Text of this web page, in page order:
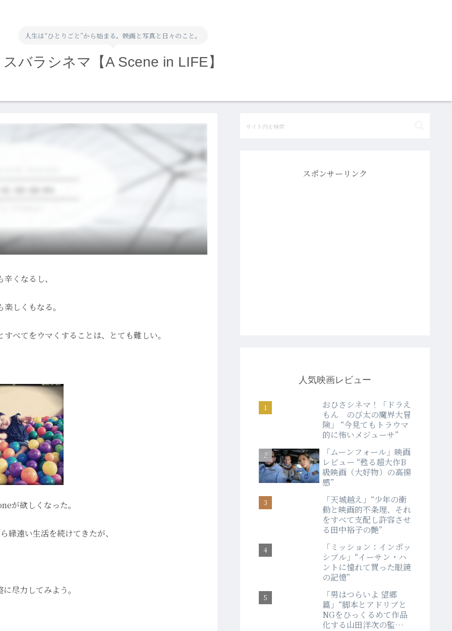
人生は“ひとりごと”から始まる。映画と写真と日々のこと。
スバラシネマ【A Scene in LIFE】
くなるし、
しくもなる。
べてをウマくすることは、とても難しい。
が欲しくなった。
遠い生活を続けてきたが、
尽力してみよう。
スポンサーリンク
人気映画レビュー
おひさシネマ！「ドラえ
もん のび太の魔界大冒
険」 “今見てもトラウマ
的に怖いメジューサ”
「ムーンフォール」映画
レビュー “甦る超大作B
級映画（大好物）の高揚
感”
「天城越え」“少年の衝
動と映画的不条理、それ
をすべて支配し許容させ
る田中裕子の艶”
「ミッション：インポッ
シブル」“イーサン・ハ
ントに憧れて買った眼鏡
の記憶”
「男はつらいよ 望郷
篇」“脚本とアドリブと
NGをひっくるめて作品
化する山田洋次の監督